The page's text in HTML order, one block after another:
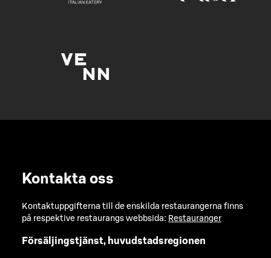
Kontakta oss
Kontaktuppgifterna till de enskilda restaurangerna finns
på respektive restaurangs webbsida: Restauranger
Försäljingstjänst, huvudstadsregionen